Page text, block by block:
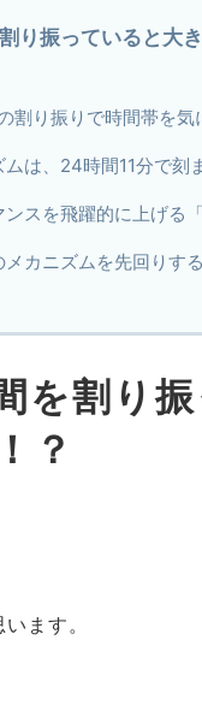
り振っていると大
割り振りで時間帯を気
は、24時間11分で刻
スを飛躍的に上げる「
カニズムを先回りする
を割り
？
ます。